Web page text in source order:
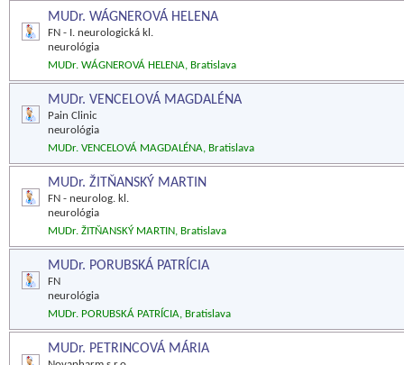
MUDr. WÁGNEROVÁ HELENA
FN - I. neurologická kl.
neurológia
MUDr. WÁGNEROVÁ HELENA, Bratislava
MUDr. VENCELOVÁ MAGDALÉNA
Pain Clinic
neurológia
MUDr. VENCELOVÁ MAGDALÉNA, Bratislava
MUDr. ŽITŇANSKÝ MARTIN
FN - neurolog. kl.
neurológia
MUDr. ŽITŇANSKÝ MARTIN, Bratislava
MUDr. PORUBSKÁ PATRÍCIA
FN
neurológia
MUDr. PORUBSKÁ PATRÍCIA, Bratislava
MUDr. PETRINCOVÁ MÁRIA